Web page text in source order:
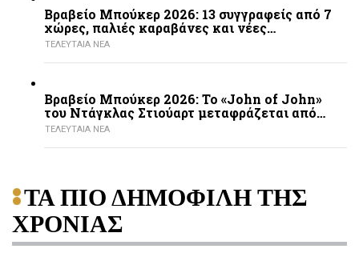
Βραβείο Μπούκερ 2026: 13 συγγραφείς από 7
χώρες, παλιές καραβάνες και νέες…
ΤΕΛΕΥΤΑΙΑ ΝΕΑ
Βραβείο Μπούκερ 2026: Το «John of John»
του Ντάγκλας Στιούαρτ μεταφράζεται από…
ΤΕΛΕΥΤΑΙΑ ΝΕΑ
ΤΑ ΠΙΟ ΔΗΜΟΦΙΛΗ ΤΗΣ
ΧΡΟΝΙΑΣ